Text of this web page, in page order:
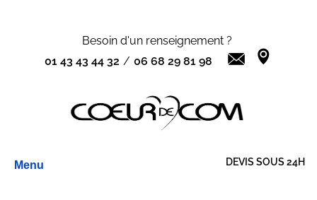
Besoin d'un renseignement ?
01 43 43 44 32 / 06 68 29 81 98
Menu DEVIS SOUS 24H